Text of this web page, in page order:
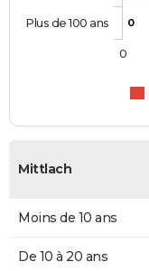
0
Plus de 100 ans
0
Mittlach
Moins de 10 ans
De 10 à 20 ans